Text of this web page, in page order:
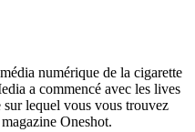
numérique de la cigarette
a commencé avec les lives
sur lequel vous vous trouvez
Oneshot.